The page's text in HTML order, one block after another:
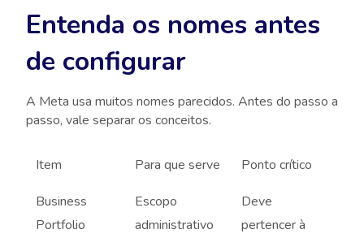
Entenda os nomes antes
de configurar
A Meta usa muitos nomes parecidos. Antes do passo a
passo, vale separar os conceitos.
Item Para que serve Ponto crítico
Business
Portfolio
Escopo
administrativo
Deve
pertencer à